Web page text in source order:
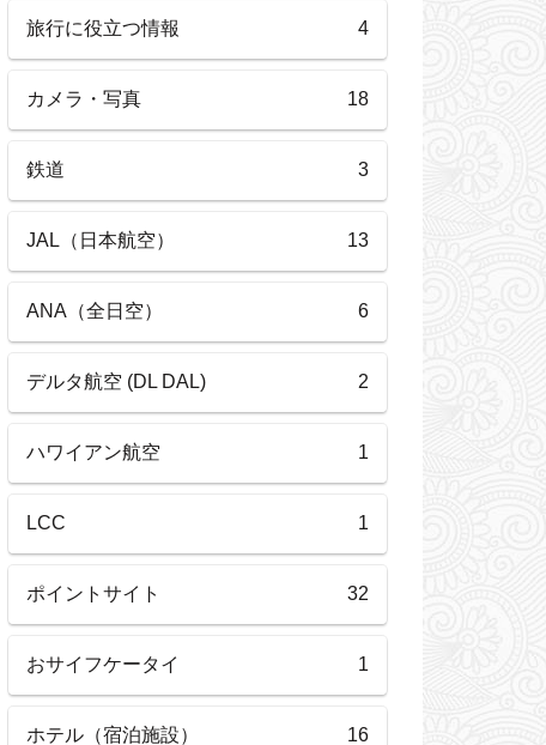
旅行に役立つ情報 4
カメラ・写真 18
鉄道 3
JAL（日本航空） 13
ANA（全日空） 6
デルタ航空 (DL DAL) 2
ハワイアン航空 1
LCC 1
ポイントサイト 32
おサイフケータイ 1
ホテル（宿泊施設） 16